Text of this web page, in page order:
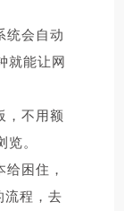
统会自动
就能让网
，不用额
览。
困住，
流程，去